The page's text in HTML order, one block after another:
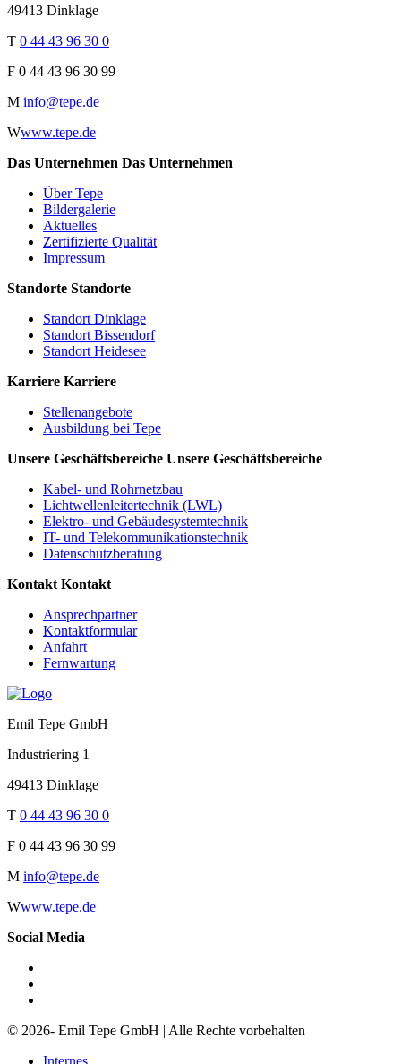
49413 Dinklage
T 0 44 43 96 30 0
F 0 44 43 96 30 99
M info@tepe.de
Wwww.tepe.de
Das Unternehmen Das Unternehmen
Über Tepe
Bildergalerie
Aktuelles
Zertifizierte Qualität
Impressum
Standorte Standorte
Standort Dinklage
Standort Bissendorf
Standort Heidesee
Karriere Karriere
Stellenangebote
Ausbildung bei Tepe
Unsere Geschäftsbereiche Unsere Geschäftsbereiche
Kabel- und Rohrnetzbau
Lichtwellenleitertechnik (LWL)
Elektro- und Gebäudesystemtechnik
IT- und Telekommunikationstechnik
Datenschutzberatung
Kontakt Kontakt
Ansprechpartner
Kontaktformular
Anfahrt
Fernwartung
Emil Tepe GmbH
Industriering 1
49413 Dinklage
T 0 44 43 96 30 0
F 0 44 43 96 30 99
M info@tepe.de
Wwww.tepe.de
Social Media
© 2026- Emil Tepe GmbH | Alle Rechte vorbehalten
Internes